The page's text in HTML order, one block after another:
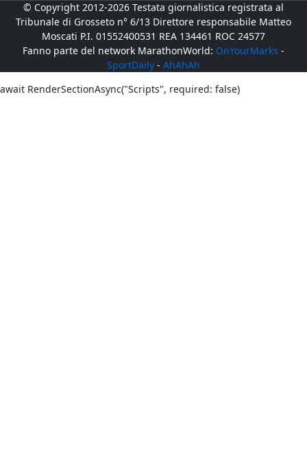
© Copyright 2012-2026 Testata giornalistica registrata al
Tribunale di Grosseto n° 6/13 Direttore responsabile Matteo
Moscati P.I. 01552400531 REA 134461 ROC 24577
Fanno parte del network MarathonWorld: OnYourMarks -
SportDaily - AhAhAh
await RenderSectionAsync("Scripts", required: false)